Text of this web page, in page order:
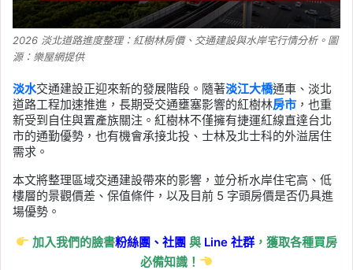
2026 淡北道路進度整理：紅樹林房價、交通建設與水岸宅行情分析。圖
源：樂屋網提供
淡水交通建設正迎來新的發展階段。隨著淡江大橋通車、淡北
道路工程加速推進，長期受交通壅塞影響的紅樹林房市 ，也重
新受到自住與置產族關注。紅樹林不僅擁有捷運紅線直達台北
市的通勤優勢，也有機會承接北投、士林及北士科的外溢居住
需求。
本文將整理區域交通建設帶來的影響，並分析水岸住宅高、低
樓層的景觀價差、保值條件，以及目前 5 字頭房價是否仍具進
場優勢。
加入我們的臉書粉絲團、社團與 Line社群 ，獲取各種買房
必備知識！